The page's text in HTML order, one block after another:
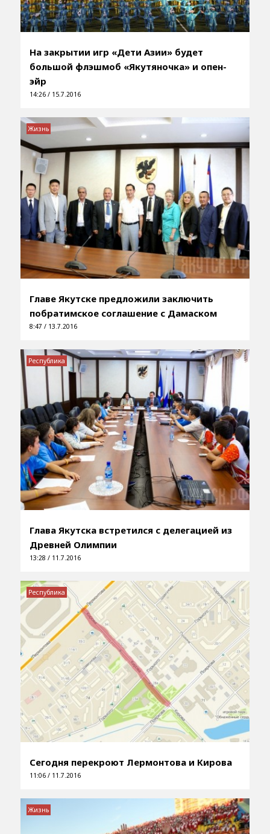
На закрытии игр «Дети Азии» будет
большой флэшмоб «Якутяночка» и опен-
эйр
14:26 / 15.7.2016
Главе Якутске предложили заключить
побратимское соглашение с Дамаском
8:47 / 13.7.2016
Жизнь
Глава Якутска встретился с делегацией из
Древней Олимпии
13:28 / 11.7.2016
Республика
Сегодня перекроют Лермонтова и Кирова
11:06 / 11.7.2016
Республика
Жизнь